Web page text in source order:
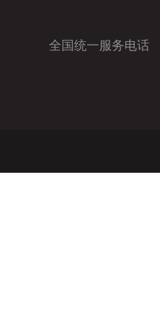
全国统一服务电话